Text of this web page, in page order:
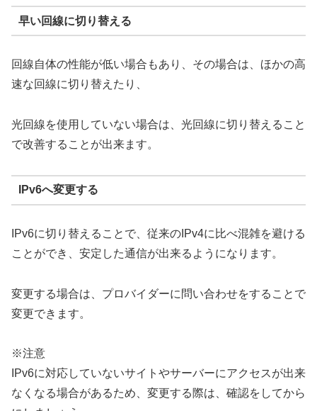
早い回線に切り替える
回線自体の性能が低い場合もあり、その場合は、ほかの高
速な回線に切り替えたり、
光回線を使用していない場合は、光回線に切り替えること
で改善することが出来ます。
IPv6へ変更する
IPv6に切り替えることで、従来のIPv4に比べ混雑を避ける
ことができ、安定した通信が出来るようになります。
変更する場合は、プロバイダーに問い合わせをすることで
変更できます。
※注意
IPv6に対応していないサイトやサーバーにアクセスが出来
なくなる場合があるため、変更する際は、確認をしてから